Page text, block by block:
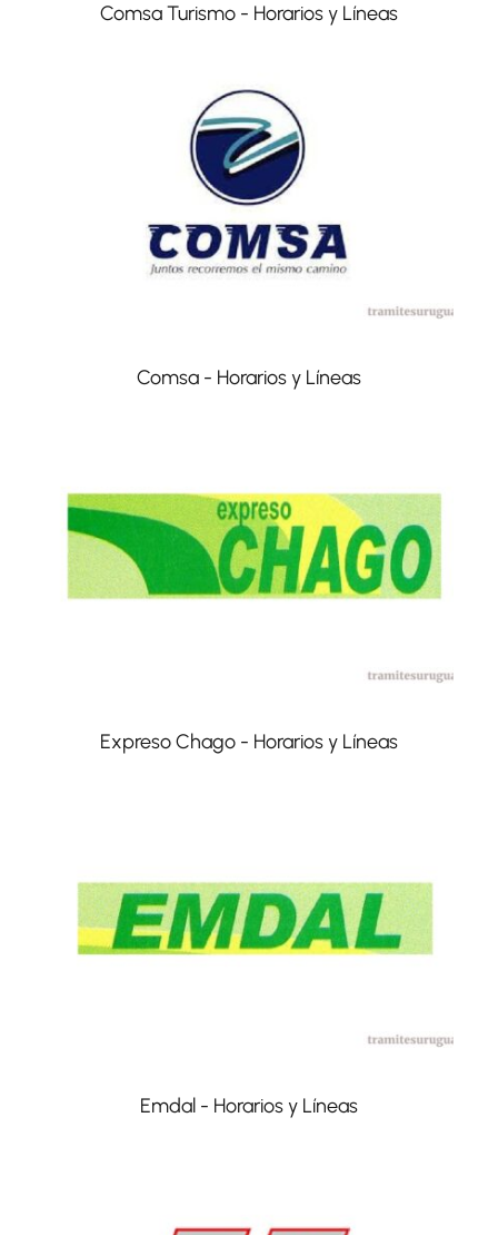
Comsa Turismo - Horarios y Líneas
Comsa - Horarios y Líneas
Expreso Chago - Horarios y Líneas
Emdal - Horarios y Líneas